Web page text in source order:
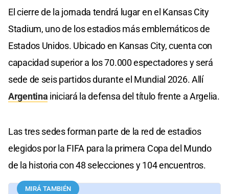
El cierre de la jornada tendrá lugar en el Kansas City
Stadium, uno de los estadios más emblemáticos de
Estados Unidos. Ubicado en Kansas City, cuenta con
capacidad superior a los 70.000 espectadores y será
sede de seis partidos durante el Mundial 2026. Allí
Argentina iniciará la defensa del título frente a Argelia.
Las tres sedes forman parte de la red de estadios
elegidos por la FIFA para la primera Copa del Mundo
de la historia con 48 selecciones y 104 encuentros.
MIRÁ TAMBIÉN